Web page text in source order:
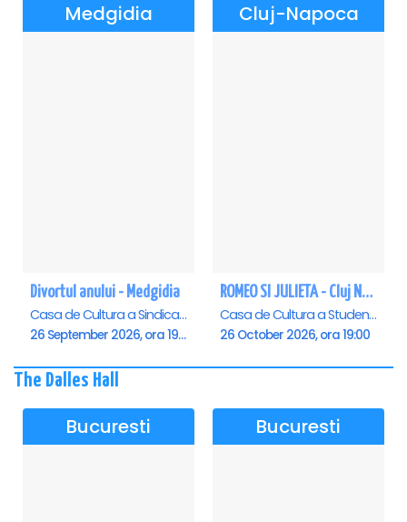
Medgidia
Divortul anului - Medgidia
Casa de Cultura a Sindicatelor Lucian Grigorescu, Medgidia
26 September 2026, ora 19:00
Cluj-Napoca
ROMEO SI JULIETA - Cluj Napoca
Casa de Cultura a Studentilor Dumitru Farcas, Cluj-Napoca
26 October 2026, ora 19:00
The Dalles Hall
Bucuresti Bucuresti